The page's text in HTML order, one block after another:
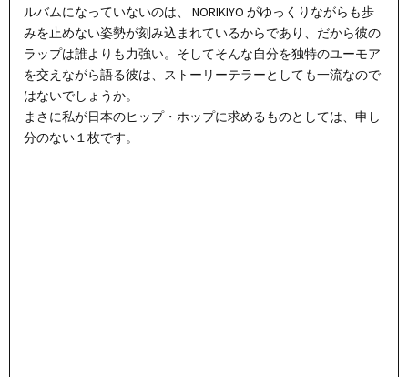
ルバムになっていないのは、 NORIKIYO がゆっくりながらも歩
みを止めない姿勢が刻み込まれているからであり、だから彼の
ラップは誰よりも力強い。そしてそんな自分を独特のユーモア
を交えながら語る彼は、ストーリーテラーとしても一流なので
はないでしょうか。
まさに私が日本のヒップ・ホップに求めるものとしては、申し
分のない１枚です。